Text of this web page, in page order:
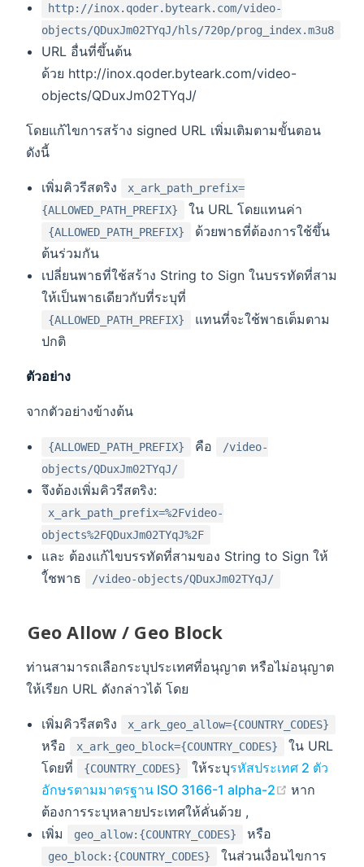
http://inox.qoder.byteark.com/video-
objects/QDuxJm02TYqJ/hls/720p/prog_index.m3u8
URL อื่นที่ขึ้นต้น
ด้วย http://inox.qoder.byteark.com/video-
objects/QDuxJm02TYqJ/
โดยแก้ไขการสร้าง signed URL เพิ่มเติมตามขั้นตอน
ดังนี้
เพิ่มคิวรีสตริง
x_ark_path_prefix=
{ALLOWED_PATH_PREFIX}
ใน URL โดยแทนค่า
{ALLOWED_PATH_PREFIX}
ด้วยพาธที่ต้องการใช้ขึ้น
ต้นร่วมกัน
เปลี่ยนพาธที่ใช้สร้าง String to Sign ในบรรทัดที่สาม
ให้เป็นพาธเดียวกับที่ระบุที่
{ALLOWED_PATH_PREFIX}
แทนที่จะใช้พาธเต็มตาม
ปกติ
ตัวอย่าง
จากตัวอย่างข้างต้น
{ALLOWED_PATH_PREFIX} คือ
/video-
objects/QDuxJm02TYqJ/
จึงต้องเพิ่มคิวรีสตริง:
x_ark_path_prefix=%2Fvideo-
objects%2FQDuxJm02TYqJ%2F
และ ต้องแก้ไขบรรทัดที่สามของ String to Sign ให้
ใ้ชพาธ
/video-objects/QDuxJm02TYqJ/
Geo Allow / Geo Block
ท่านสามารถเลือกระบุประเทศที่อนุญาต หรือไม่อนุญาต
ให้เรียก URL ดังกล่าวได้ โดย
เพิ่มคิวรีสตริง x_ark_geo_allow={COUNTRY_CODES}
หรือ x_ark_geo_block={COUNTRY_CODES}
ใน URL
โดยที่
{COUNTRY_CODES} ให้ระบุรหัสประเทศ 2 ตัว
อักษรตามมาตรฐาน ISO 3166-1 alpha-2
(opens
หาก
ต้องการระบุหลายประเทศให้คั่นด้วย ,
เพิ่ม
geo_allow:{COUNTRY_CODES} หรือ
geo_block:{COUNTRY_CODES} ในส่วนเงื่อนไขการ